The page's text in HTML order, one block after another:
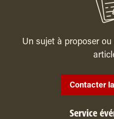
Un sujet à proposer
Contacter
Service